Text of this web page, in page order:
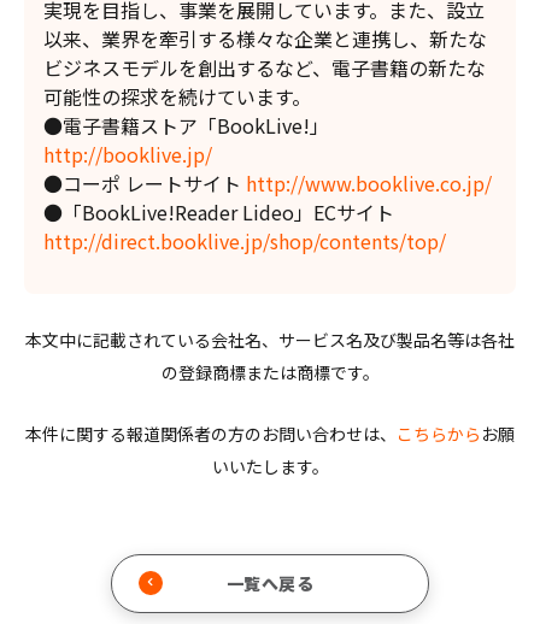
実現を目指し、事業を展開しています。また、設立
以来、業界を牽引する様々な企業と連携し、新たな
ビジネスモデルを創出するなど、電子書籍の新たな
可能性の探求を続けています。
●電子書籍ストア「BookLive!」
http://booklive.jp/
●コーポ レートサイト http://www.booklive.co.jp/
●「BookLive!Reader Lideo」ECサイト
http://direct.booklive.jp/shop/contents/top/
本文中に記載されている会社名、サービス名及び製品名等は各社
の登録商標または商標です。
本件に関する報道関係者の方のお問い合わせは、 こちらから お願
いいたします。
一覧へ戻る